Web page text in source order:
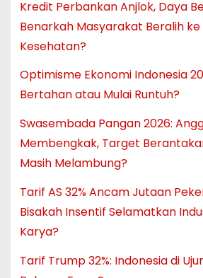
Kredit Perbankan Anjlok, Daya
Benarkah Masyarakat Beralih
Kesehatan?
Optimisme Ekonomi Indonesia
Bertahan atau Mulai Runtuh?
Swasembada Pangan 2026:
Membengkak, Target
Masih Melambung?
Tarif AS 32% Ancam Jutaan
Bisakah Insentif Selamatkan
Karya?
Tarif Trump 32%: Indonesia di